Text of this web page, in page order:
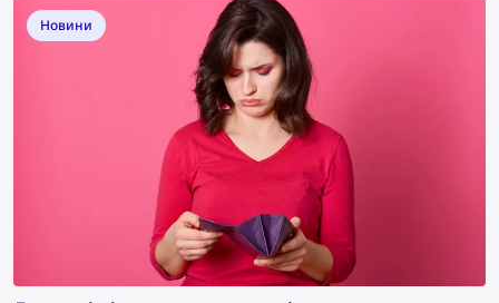
використовувати для надсилання запитів на
видалення контенту за процедурою DMCA на
вебсайтах, де були знайдені зображення. Читайте
далі, щоб дізнатися, як видалити свої зображення
з будь-якого вебсайту за допомогою DMCA
Асистента від lenso.ai.
Новини